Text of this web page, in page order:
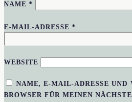
NAME*
E-MAIL-ADRESSE*
WEBSITE
NAME, E-MAIL-ADRESSE UND
BROWSER FÜR MEINEN